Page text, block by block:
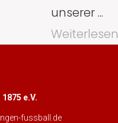
unserer ...
Weiterlesen
e.V.
fussball.de